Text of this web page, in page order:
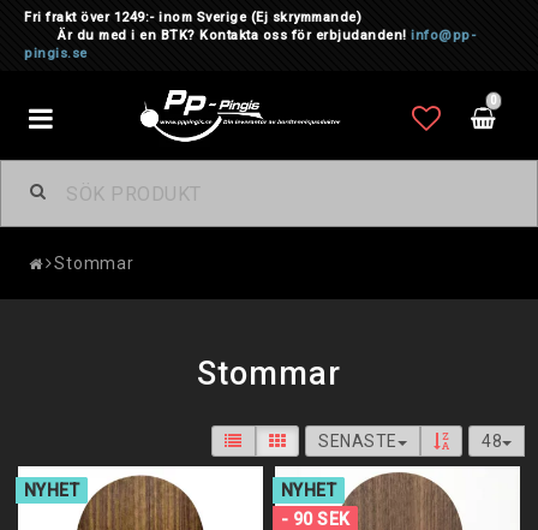
Fri frakt över 1249:- inom Sverige (Ej skrymmande)
Är du med i en BTK? Kontakta oss för erbjudanden! info@pp-
pingis.se
0
Toggle
navigation
Stommar
Stommar
SENASTE 48
NYHET
NYHET
- 90 SEK